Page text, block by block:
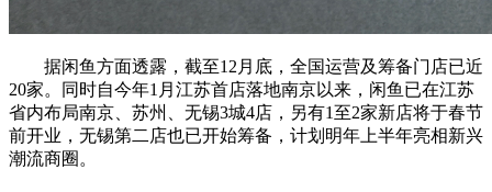
据闲鱼方面透露，截至12月底，全国运营及筹备门店已近
20家。同时自今年1月江苏首店落地南京以来，闲鱼已在江苏
省内布局南京、苏州、无锡3城4店，另有1至2家新店将于春节
前开业，无锡第二店也已开始筹备，计划明年上半年亮相新兴
潮流商圈。